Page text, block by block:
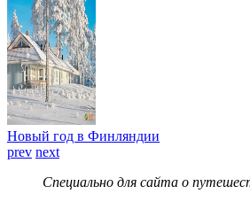
Новый год в Финляндии
prev next
Специально для сайта о